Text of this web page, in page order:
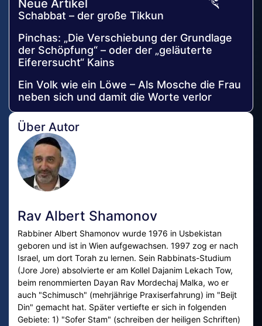
Neue Artikel
Schabbat – der große Tikkun
Pinchas: „Die Verschiebung der Grundlage
der Schöpfung“ – oder der „geläuterte
Eiferersucht“ Kains
Ein Volk wie ein Löwe – Als Mosche die Frau
neben sich und damit die Worte verlor
Über Autor
Rav Albert Shamonov
Rabbiner Albert Shamonov wurde 1976 in Usbekistan
geboren und ist in Wien aufgewachsen. 1997 zog er nach
Israel, um dort Torah zu lernen. Sein Rabbinats-Studium
(Jore Jore) absolvierte er am Kollel Dajanim Lekach Tow,
beim renommierten Dayan Rav Mordechaj Malka, wo er
auch "Schimusch" (mehrjährige Praxiserfahrung) im "Beijt
Din" gemacht hat. Später vertiefte er sich in folgenden
Gebiete: 1) "Sofer Stam" (schreiben der heiligen Schriften)